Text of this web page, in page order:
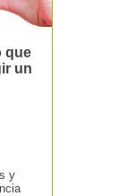
que
un
y